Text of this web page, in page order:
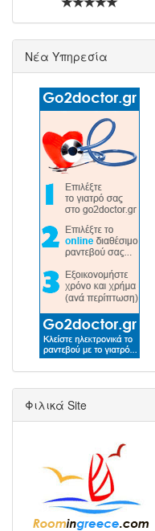
Νέα Υπηρεσία
Φιλικά Site